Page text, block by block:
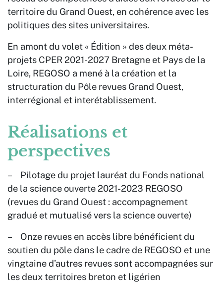
territoire du Grand Ouest, en cohérence avec les
politiques des sites universitaires.
En amont du volet « Édition » des deux méta-
projets CPER 2021-2027 Bretagne et Pays de la
Loire, REGOSO a mené à la création et la
structuration du Pôle revues Grand Ouest,
interrégional et interétablissement.
Réalisations et
perspectives
– Pilotage du projet lauréat du Fonds national
de la science ouverte 2021-2023 REGOSO
(revues du Grand Ouest : accompagnement
gradué et mutualisé vers la science ouverte)
– Onze revues en accès libre bénéficient du
soutien du pôle dans le cadre de REGOSO et une
vingtaine d’autres revues sont accompagnées sur
les deux territoires breton et ligérien